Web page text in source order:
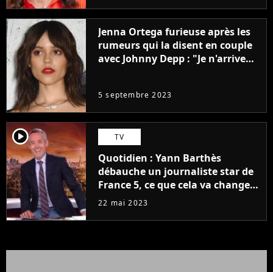
Jenna Ortega furieuse après les
rumeurs qui la disent en couple
avec Johnny Depp : "Je n'arrive
5 septembre 2023
player2 TV
Quotidien : Yann Barthès
débauche un journaliste star de
France 5, ce que cela va changer
à la rentrée
22 mai 2023